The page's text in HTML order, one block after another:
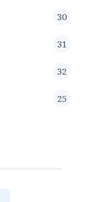
30
31
32
25